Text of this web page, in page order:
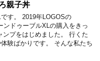
親子丼
す。 2019年LOGOSの
ンドゥーブルXLの購入をきっ
ンプをはじめました。 行くた
験ばかりです。 そんな私たち